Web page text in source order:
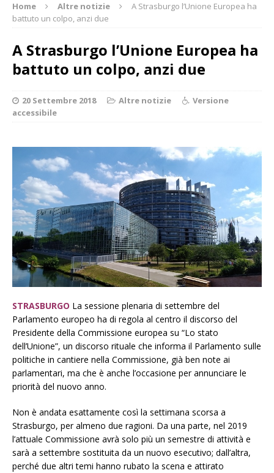
Home Altre notizie
A Strasburgo l’Unione Europea ha
battuto un colpo, anzi due
A Strasburgo l’Unione Europea ha
battuto un colpo, anzi due
20 Settembre 2018 Altre notizie
Versione
accessibile
STRASBURGO La sessione plenaria di settembre del
Parlamento europeo ha di regola al centro il discorso del
Presidente della Commissione europea su “Lo stato
dell’Unione”, un discorso rituale che informa il Parlamento sulle
politiche in cantiere nella Commissione, già ben note ai
parlamentari, ma che è anche l’occasione per annunciare le
priorità del nuovo anno.
Non è andata esattamente così la settimana scorsa a
Strasburgo, per almeno due ragioni. Da una parte, nel 2019
l’attuale Commissione avrà solo più un semestre di attività e
sarà a settembre sostituita da un nuovo esecutivo; dall’altra,
perché due altri temi hanno rubato la scena e attirato